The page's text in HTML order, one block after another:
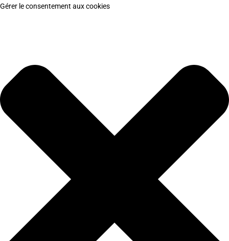
Gérer le consentement aux cookies